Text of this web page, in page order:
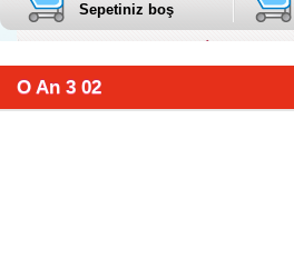
Sepetiniz boş
O An 3 02